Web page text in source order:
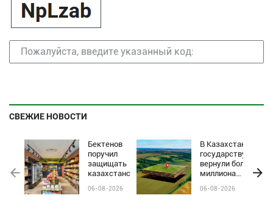
СВЕЖИЕ НОВОСТИ
Бектенов
поручил
защищать
казахстанские
чёрного пиара
06-08-2026
В Казахстане
государству
вернули более
миллиона
сельхозземель
06-08-2026